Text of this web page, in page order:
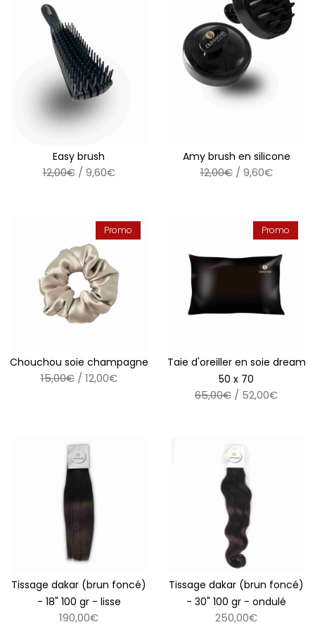
Easy brush
12,00€/ 9,60€
Amy brush en silicone
12,00€/ 9,60€
Promo
Chouchou soie champagne
15,00€/ 12,00€
Promo
Taie d'oreiller en soie dream
50 x 70
65,00€ / 52,00€
Tissage dakar (brun foncé)
- 18" 100 gr - lisse
190,00€
Tissage dakar (brun foncé)
- 30" 100 gr - ondulé
250,00€